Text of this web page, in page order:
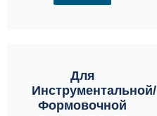
Для
Инструментальной/
Формовочной